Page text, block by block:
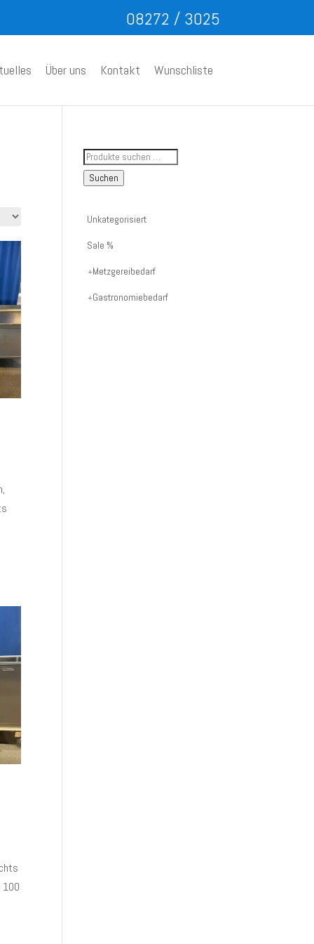
08272 / 3025
Über uns Kontakt Wunschliste
100
Suche
nach
oder
Produktname:
Suchen
Unkategorisiert
Sale %
Metzgereibedarf
Gastronomiebedarf